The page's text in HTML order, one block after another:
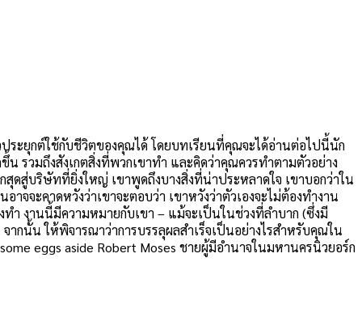
ระยุกต์ใช้กับชีวิตของคุณได้ โดยบทเรียนที่คุณจะได้อ่านต่อไปนี้นัก
น รวมถึงสังเกตสิ่งที่พวกเขาทำ และคิดว่าคุณควรทำตามตัวอย่าง
สุดสู่บริษัทที่ยิ่งใหญ่ เขาพูดถึงบางสิ่งที่น่าประหลาดใจ เขาบอกว่าใน
จะคาดหวังว่าเขาจะตอบว่า เขาหวังว่าตัวเองจะไม่ต้องทำงาน
ำ งานนี้มีความหมายกับเขา – แม้จะเป็นในช่วงที่ลำบาก (ซึ่งมี
นั้น ให้พิจารณาว่าการบรรลุผลสำเร็จเป็นอย่างไรสำหรับคุณใน
eggs aside Robert Moses ชายผู้มีอำนาจในมหานครนิวยอร์ก